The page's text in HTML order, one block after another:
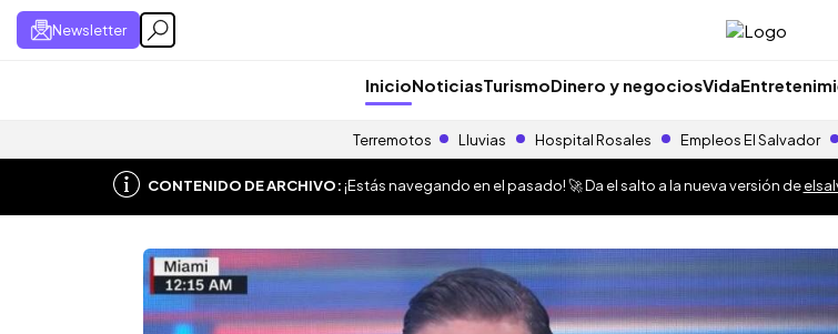
Newsletter
InicioNoticiasTurismoDinero y negociosVida
Terremotos Lluvias Hospital Rosales Empleos El Salvador
CONTENIDO DE ARCHIVO:¡Estás navegando en el pasado! 🚀 Da el salto a la nueva versión de